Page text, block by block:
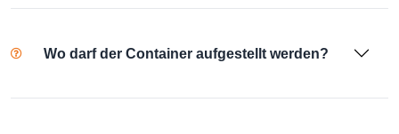
Wo darf der Container aufgestellt werden?